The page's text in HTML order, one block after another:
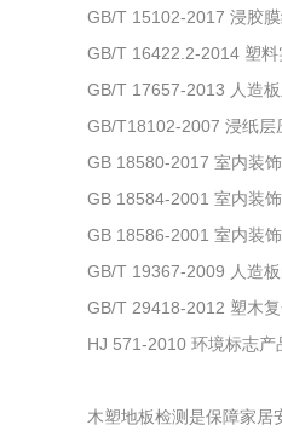
GB/T 15102-2017 浸胶
GB/T 16422.2-2014 塑
GB/T 17657-2013 人造
GB/T18102-2007 浸纸层
GB 18580-2017 室内装
GB 18584-2001 室内装
GB 18586-2001 室内装
GB/T 19367-2009 人造
GB/T 29418-2012 塑木
HJ 571-2010 环境标志
木塑地板检测是保障家居